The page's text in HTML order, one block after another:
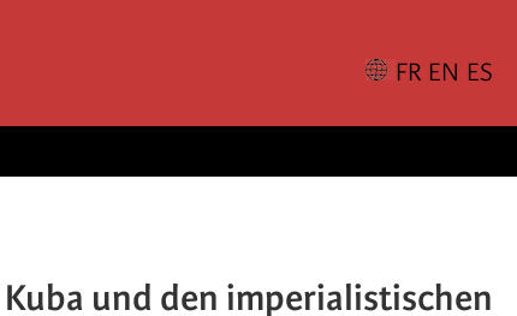
und den imperialistischen